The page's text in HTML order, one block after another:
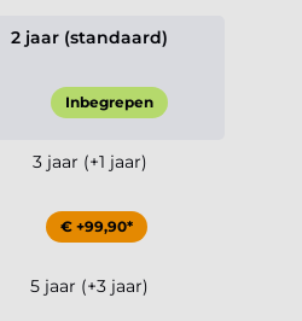
2 jaar (standaard)
Inbegrepen
3 jaar (+1 jaar)
€ +99,90*
5 jaar (+3 jaar)